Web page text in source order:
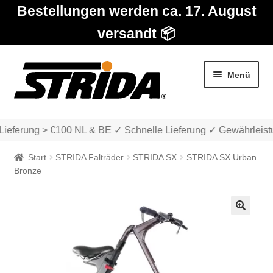
Bestellungen werden ca. 17. August
versandt 📦
Zur
Navigation
springen
Zum
Inhalt
springen
Menü
> €100 NL & BE ✓ Schnelle Lieferung ✓ Gewährleistung
Start STRIDA Falträder STRIDA SX
STRIDA SX Urban
Bronze